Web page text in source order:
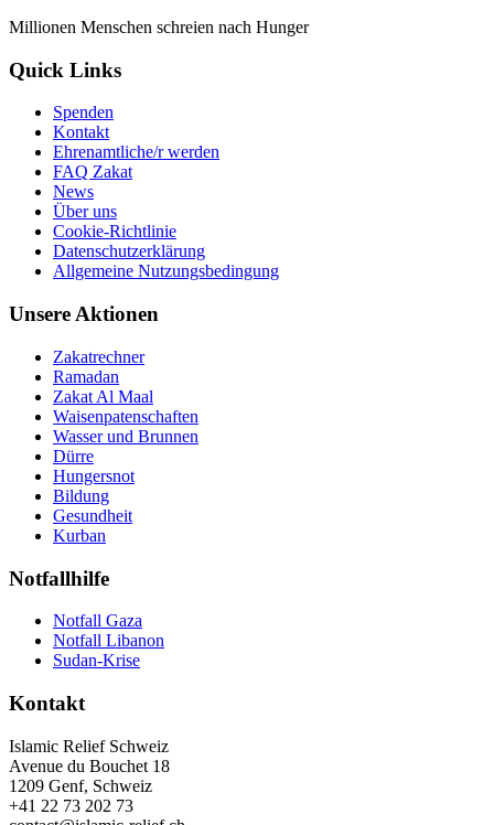
Millionen Menschen schreien nach Hunger
Quick Links
Spenden
Kontakt
Ehrenamtliche/r werden
FAQ Zakat
News
Über uns
Cookie-Richtlinie
Datenschutzerklärung
Allgemeine Nutzungsbedingung
Unsere Aktionen
Zakatrechner
Ramadan
Zakat Al Maal
Waisenpatenschaften
Wasser und Brunnen
Dürre
Hungersnot
Bildung
Gesundheit
Kurban
Notfallhilfe
Notfall Gaza
Notfall Libanon
Sudan-Krise
Kontakt
Islamic Relief Schweiz
Avenue du Bouchet 18
1209 Genf, Schweiz
+41 22 73 202 73